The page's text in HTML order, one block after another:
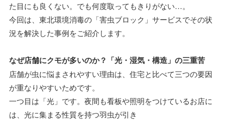
た目にも良くない。でも何度取ってもきりがない…。
今回は、東北環境消毒の「害虫ブロック」サービスでその状
況を解決した事例をご紹介します。
なぜ店舗にクモが多いのか？「光・湿気・構造」の三重苦
店舗が虫に悩まされやすい理由は、住宅と比べて三つの要因
が重なりやすいためです。
一つ目は「光」です。夜間も看板や照明をつけているお店に
は、光に集まる性質を持つ羽虫が引き